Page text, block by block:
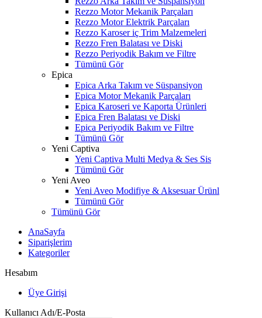
Rezzo Motor Mekanik Parçaları
Rezzo Motor Elektrik Parçaları
Rezzo Karoser iç Trim Malzemeleri
Rezzo Fren Balatası ve Diski
Rezzo Periyodik Bakım ve Filtre
Tümünü Gör
Epica
Epica Arka Takım ve Süspansiyon
Epica Motor Mekanik Parçaları
Epica Karoseri ve Kaporta Ürünleri
Epica Fren Balatası ve Diski
Epica Periyodik Bakım ve Filtre
Tümünü Gör
Yeni Captiva
Yeni Captiva Multi Medya & Ses Sis
Tümünü Gör
Yeni Aveo
Yeni Aveo Modifiye & Aksesuar Ürünl
Tümünü Gör
Tümünü Gör
AnaSayfa
Siparişlerim
Kategoriler
Hesabım
Üye Girişi
Kullanıcı Adı/E-Posta